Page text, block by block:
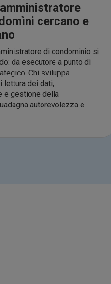
cercano e
di condominio si
da esecutore a punto di
Chi sviluppa
lettura dei dati,
e gestione della
autorevolezza e